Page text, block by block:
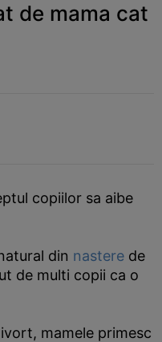
de mama cat
copiilor sa aibe
din nastere de
de multi copii ca o
mamele primesc